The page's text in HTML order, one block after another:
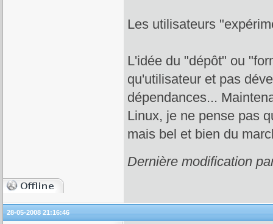
Les utilisateurs
L'idée du "dépôt" ou
qu'utilisateur et pas
dépendances...
Linux, je ne pense pas
mais bel et bien du
Dernière modification
28-05-2008 21:16:46